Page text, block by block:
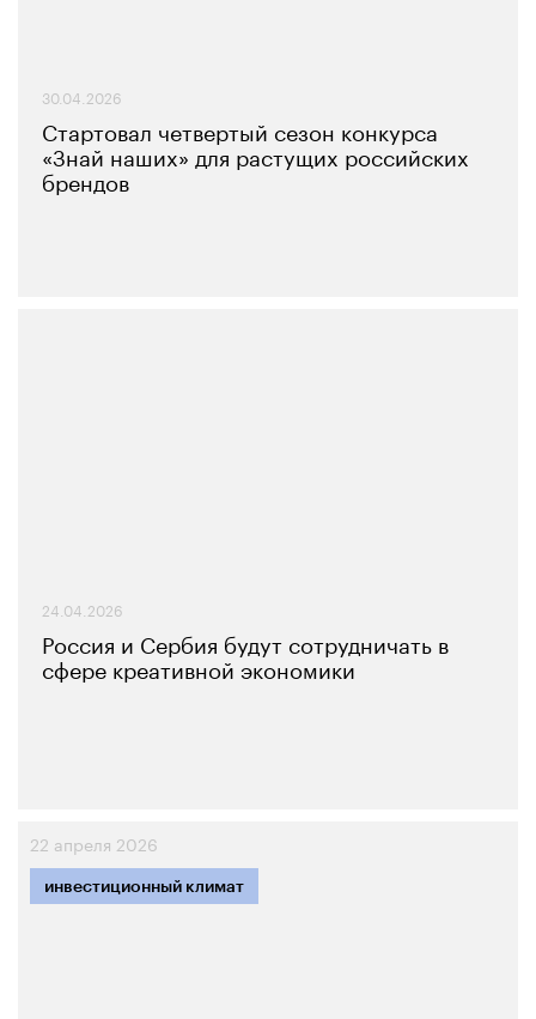
30.04.2026
Стартовал четвертый сезон конкурса
«Знай наших» для растущих российских
брендов
24.04.2026
Россия и Сербия будут сотрудничать в
сфере креативной экономики
22 апреля 2026
инвестиционный климат